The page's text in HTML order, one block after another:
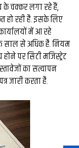
के चक्कर लगा रहे हैं,
हो रही है. इसके लिए
में आ रहे
साल से अधिक है. नियम
पर सिटी मजिस्ट्रेट
का सत्यापन
जारी करता है.